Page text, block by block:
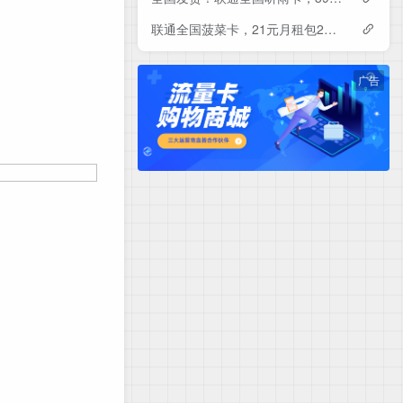
联通全国菠菜卡，21元月租包230G+500分钟
广告